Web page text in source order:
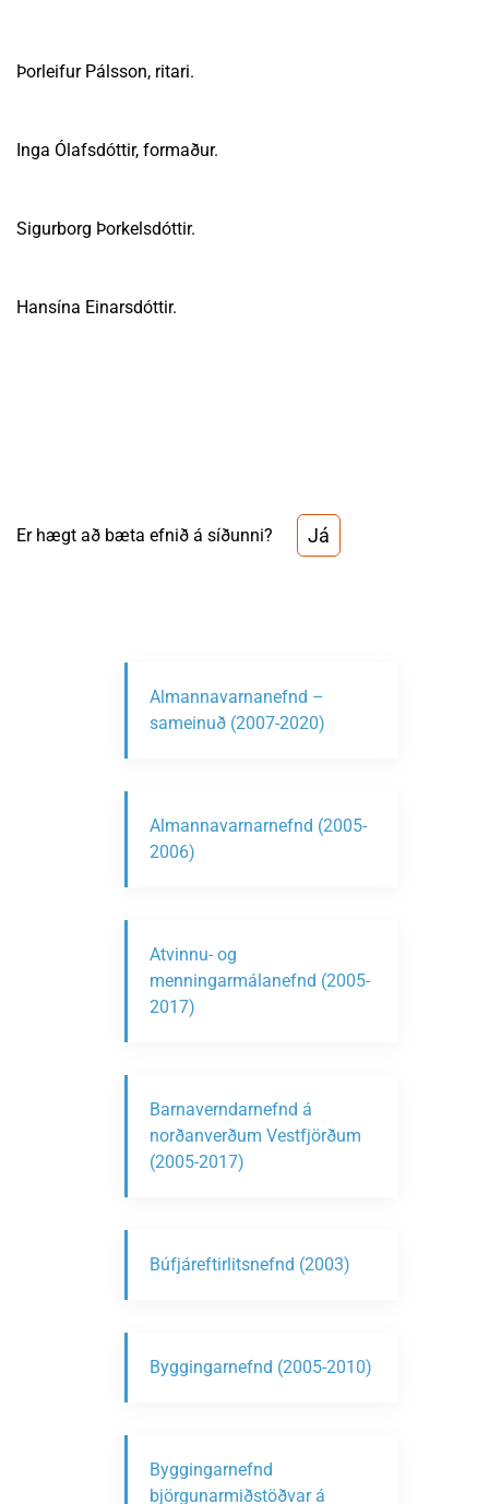
Þorleifur Pálsson, ritari.
Inga Ólafsdóttir, formaður.
Sigurborg Þorkelsdóttir.
Hansína Einarsdóttir.
Er hægt að bæta efnið á síðunni? Já
Almannavarnanefnd –
sameinuð (2007-2020)
Almannavarnarnefnd (2005-
2006)
Atvinnu- og
menningarmálanefnd (2005-
2017)
Barnaverndarnefnd á
norðanverðum Vestfjörðum
(2005-2017)
Búfjáreftirlitsnefnd (2003)
Byggingarnefnd (2005-2010)
Byggingarnefnd
björgunarmiðstöðvar á